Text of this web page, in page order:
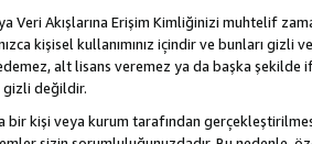
Veri Akışlarına Erişim Kimliğinizi muhtelif
kişisel kullanımınız içindir ve bunları
alt lisans veremez ya da başka şekilde
gizli değildir.
bir kişi veya kurum tarafından